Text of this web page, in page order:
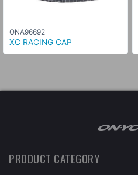
ONA96692
XC RACING CAP
PRODUCT CATEGORY